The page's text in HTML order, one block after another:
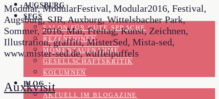
AUGSBURG
SFGS
SALON FÜR GUTE SPRACHE
REZENSIONEN
MOMENTAUFNAHME
GESELLSCHAFTSKRITIK
KOLUMNEN
BLOG
AKTUELL IM BLOGAZINE
Modular, ModularFestival, Modular2016, Festival,
Augsburg, SJR, Auxburg, Wittelsbacher Park,
Sommer, 2016, Mai, Freitag, Kunst, Zeichnen,
Illustration, graffiti, MisterSed, Mista-sed,
www.mister-sed.de, wuffelpuffels
Auxkvisit